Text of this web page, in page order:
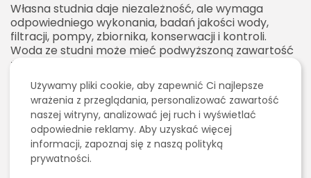
Własna studnia daje niezależność, ale wymaga
odpowiedniego wykonania, badań jakości wody,
filtracji, pompy, zbiornika, konserwacji i kontroli.
Woda ze studni może mieć podwyższoną zawartość
żelaza, manganu, twardość lub inne parametry
wymagające uzdatniania. Z kolei przyłączenie do
wodociągu zapewnia wodę dostarczaną przez
operatora, rozliczaną według wskazań wodomierza i
objętą systemem nadzoru.
Wybór między wodociągiem a studnią zależy od
lokalnych warunków, kosztów, jakości wody,
przeznaczenia budynku i oczekiwań właściciela. W
Używamy pliki cookie, aby zapewnić Ci najlepsze
wrażenia z przeglądania, personalizować zawartość
naszej witryny, analizować jej ruch i wyświetlać
odpowiednie reklamy. Aby uzyskać więcej
informacji, zapoznaj się z naszą polityką
prywatności.